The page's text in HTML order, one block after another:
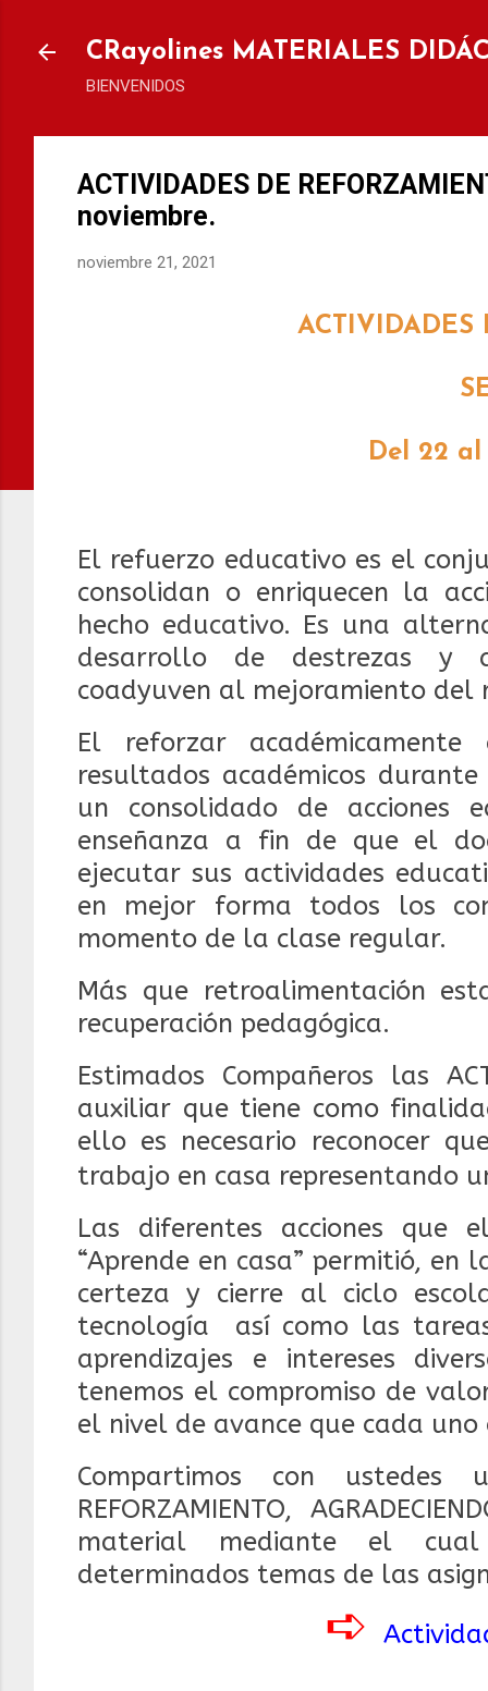
CRayolines MATERIALES
BIENVENIDOS
ACTIVIDADES DE
noviembre.
noviembre 21, 2021
Del 22
El refuerzo educativo es el
consolidan o enriquecen la
hecho educativo. Es una
desarrollo de destrezas y
coadyuven al mejoramiento del
El reforzar
resultados académicos
un consolidado de acciones
enseñanza a fin de que el
ejecutar sus actividades
en mejor forma todos los
momento de la clase regular.
Más que retroalimentación
recuperación pedagógica.
Estimados Compañeros las
auxiliar que tiene como
ello es necesario reconocer
trabajo en casa representando
Las diferentes acciones que
“Aprende en casa” permitió,
certeza y cierre al ciclo
tecnología
así como las
aprendizajes e intereses
tenemos el compromiso de
el nivel de avance que cada uno
Compartimos con ustedes
REFORZAMIENTO,
material mediante el
determinados temas de las
➪